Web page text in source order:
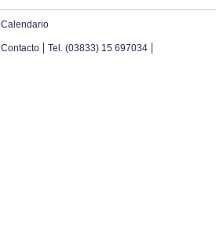
Calendario
Contacto | Tel. (03833) 15 697034 |